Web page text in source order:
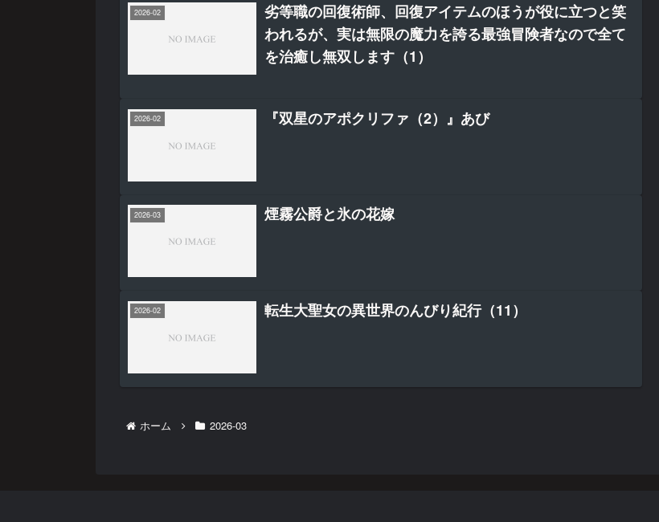
2026-02
劣等職の回復術師、回復アイテムのほうが役に立つと笑
われるが、実は無限の魔力を誇る最強冒険者なので全て
を治癒し無双します（1）
2026-02 『双星のアポクリファ（2）』あび
2026-03 煙霧公爵と氷の花嫁
2026-02 転生大聖女の異世界のんびり紀行（11）
ホーム 2026-03